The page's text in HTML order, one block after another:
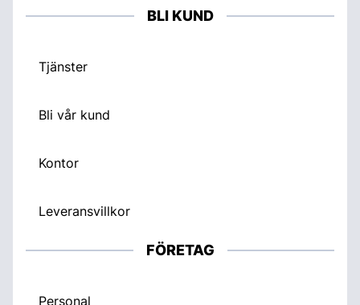
BLI KUND
Tjänster
Bli vår kund
Kontor
Leveransvillkor
FÖRETAG
Personal